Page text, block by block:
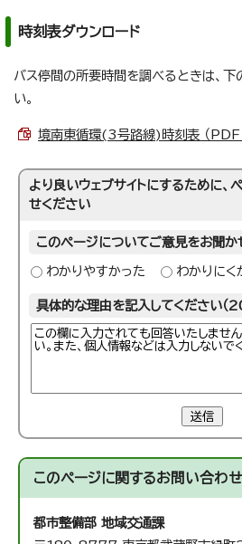
時刻表ダウンロード
バス停間の所要時間を調べるときは、下
い。
境南東循環(3号路線)時刻表 （
より良いウェブサイトにするために、
せください
このページについてご意見をお聞か
わかりやすかった わかりにく
具体的な理由を記入してください（
送信
このページに関するお問い合わせ
都市整備部 地域交通課